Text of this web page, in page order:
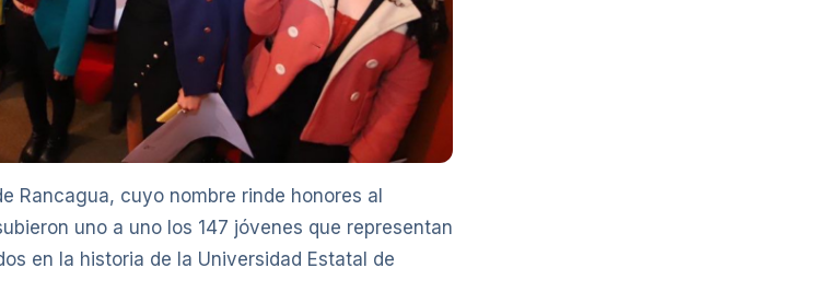
Rancagua, cuyo nombre rinde honores al
uno a uno los 147 jóvenes que representan
en la historia de la Universidad Estatal de